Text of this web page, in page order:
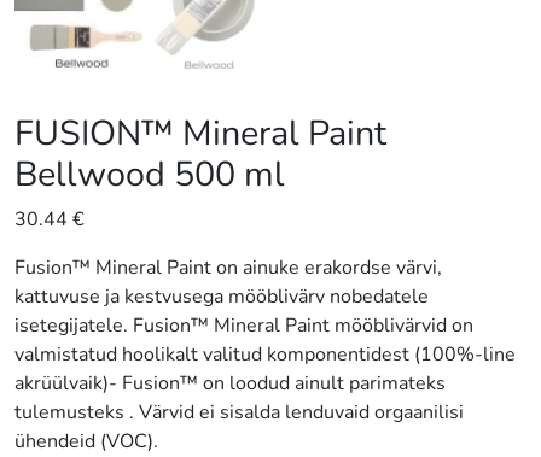
FUSION™ Mineral Paint
Bellwood 500 ml
30.44 €
Fusion™ Mineral Paint on ainuke erakordse värvi,
kattuvuse ja kestvusega mööblivärv nobedatele
isetegijatele. Fusion™ Mineral Paint mööblivärvid on
valmistatud hoolikalt valitud komponentidest (100%-line
akrüülvaik)- Fusion™ on loodud ainult parimateks
tulemusteks . Värvid ei sisalda lenduvaid orgaanilisi
ühendeid (VOC).